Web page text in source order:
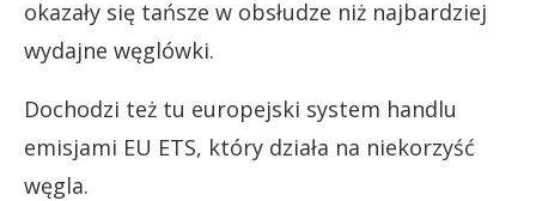
okazały się tańsze w obsłudze niż najbardziej
wydajne węglówki.
Dochodzi też tu europejski system handlu
emisjami EU ETS, który działa na niekorzyść
węgla.